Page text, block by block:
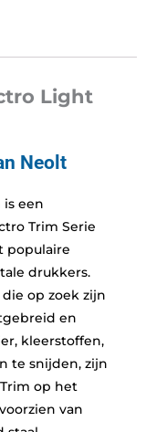
Light
Neolt
is een
Trim Serie
populaire
drukkers.
op zoek zijn
en
kleerstoffen,
te snijden, zijn
op het
van